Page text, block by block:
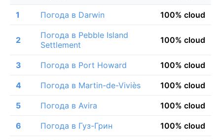
1 Погода в Darwin 100% cloud
2
Погода в Pebble Island
Settlement
100% cloud
3 Погода в Port Howard 100% cloud
4 Погода в Martin-de-Viviès 100% cloud
5 Погода в Avira 100% cloud
6 Погода в Гуз-Грин 100% cloud